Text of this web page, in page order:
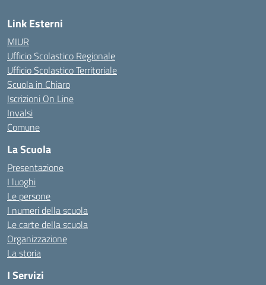
Link Esterni
MIUR
Ufficio Scolastico Regionale
Ufficio Scolastico Territoriale
Scuola in Chiaro
Iscrizioni On Line
Invalsi
Comune
La Scuola
Presentazione
I luoghi
Le persone
I numeri della scuola
Le carte della scuola
Organizzazione
La storia
I Servizi